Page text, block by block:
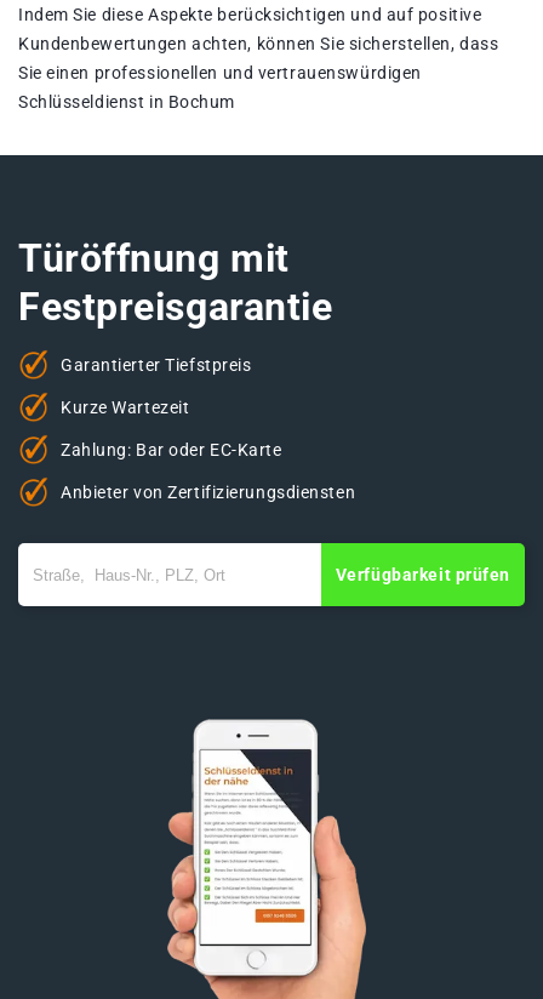
Indem Sie diese Aspekte berücksichtigen und auf positive
Kundenbewertungen achten, können Sie sicherstellen, dass
Sie einen professionellen und vertrauenswürdigen
Schlüsseldienst in Bochum
Türöffnung mit
Festpreisgarantie
Garantierter Tiefstpreis
Kurze Wartezeit
Zahlung: Bar oder EC-Karte
Anbieter von Zertifizierungsdiensten
Verfügbarkeit prüfen